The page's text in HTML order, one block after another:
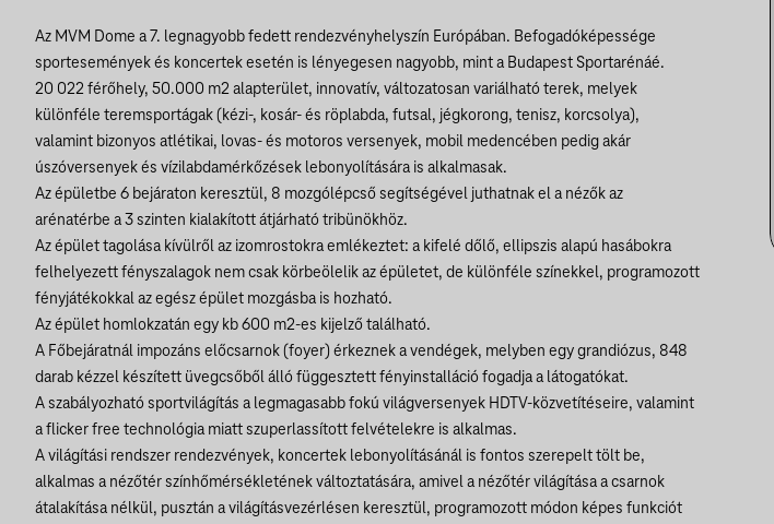
Az MVM Dome a 7. legnagyobb fedett rendezvényhelyszín Európában. Befogadóképessége
sportesemények és koncertek esetén is lényegesen nagyobb, mint a Budapest Sportarénáé.
20 022 férőhely, 50.000 m2 alapterület, innovatív, változatosan variálható terek, melyek
különféle teremsportágak (kézi-, kosár- és röplabda, futsal, jégkorong, tenisz, korcsolya),
valamint bizonyos atlétikai, lovas- és motoros versenyek, mobil medencében pedig akár
úszóversenyek és vízilabdamérkőzések lebonyolítására is alkalmasak.
Az épületbe 6 bejáraton keresztül, 8 mozgólépcső segítségével juthatnak el a nézők az
arénatérbe a 3 szinten kialakított átjárható tribünökhöz.
Az épület tagolása kívülről az izomrostokra emlékeztet: a kifelé dőlő, ellipszis alapú hasábokra
felhelyezett fényszalagok nem csak körbeölelik az épületet, de különféle színekkel, programozott
fényjátékokkal az egész épület mozgásba is hozható.
Az épület homlokzatán egy kb 600 m2-es kijelző található.
A Főbejáratnál impozáns előcsarnok (foyer) érkeznek a vendégek, melyben egy grandiózus, 848
darab kézzel készített üvegcsőből álló függesztett fényinstalláció fogadja a látogatókat.
A szabályozható sportvilágítás a legmagasabb fokú világversenyek HDTV-közvetítéseire, valamint
a flicker free technológia miatt szuperlassított felvételekre is alkalmas.
A világítási rendszer rendezvények, koncertek lebonyolításánál is fontos szerepelt tölt be,
alkalmas a nézőtér színhőmérsékletének változtatására, amivel a nézőtér világítása a csarnok
átalakítása nélkül, pusztán a világításvezérlésen keresztül, programozott módon képes funkciót